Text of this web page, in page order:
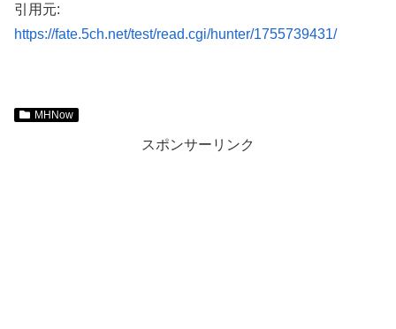
引用元:
https://fate.5ch.net/test/read.cgi/hunter/1755739431/
MHNow
スポンサーリンク